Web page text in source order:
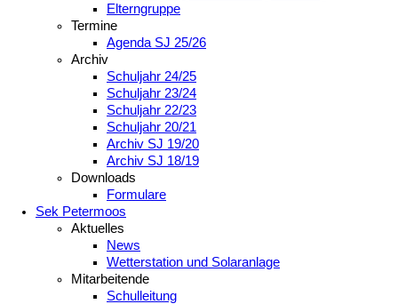
Elterngruppe
Termine
Agenda SJ 25/26
Archiv
Schuljahr 24/25
Schuljahr 23/24
Schuljahr 22/23
Schuljahr 20/21
Archiv SJ 19/20
Archiv SJ 18/19
Downloads
Formulare
Sek Petermoos
Aktuelles
News
Wetterstation und Solaranlage
Mitarbeitende
Schulleitung